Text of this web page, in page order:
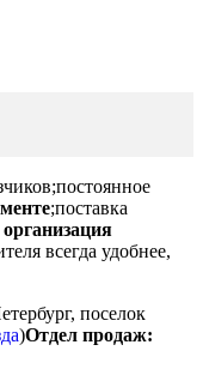
;поставка
организация
всегда удобнее,
поселок
)Отдел продаж: